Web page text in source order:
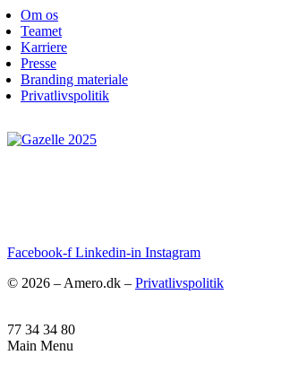
Om os
Teamet
Karriere
Presse
Branding materiale
Privatlivspolitik
Facebook-f Linkedin-in Instagram
© 2026 – Amero.dk – Privatlivspolitik
77 34 34 80
Main Menu